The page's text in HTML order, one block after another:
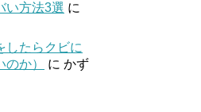
い方法3選 に
したらクビに
か）
に かず